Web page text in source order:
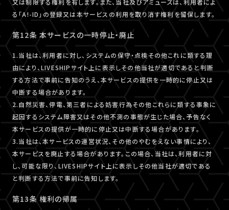
又は制限する権利を有します。また、当社及びアミューズは、利用者によ
る「A!-ID」の登録又は本サービスの利用を取り消す権利を留保します。
第12条 本サービスの一時停止・廃止
1.当社は、利用者に対し、システムの保守・点検その他これに類する理
由により、LIVESHIPサイト上に表示しその他当社が適切であると判断
する方法で事前に告知のうえ、本サービスの提供を一時的に停止又は
中断する場合があります。
2.自然災害、停電、第三者による妨害行為その他これらに類する事象に
起因するシステム障害又はその他不測の事態が生じた場合、予告なく
本サービスの提供が一時的に停止又は中断する場合があります。
3.当社は、本サービスの運営状況、その他のやむをえない事情により、
本サービスを廃止する場合があります。この場合、当社は、利用者に対
し、可能な限り、LIVESHIPサイト上に表示しその他当社が適切である
と判断する方法で事前に告知します。
第13条 権利の帰属